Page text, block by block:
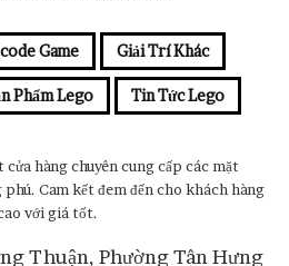
Game Giải Trí Khác
Phẩm Lego Tin Tức Lego
hàng chuyên cung cấp các mặt
Cam kết đem đến cho khách hàng
với giá tốt.
Thuận, Phường Tân Hưng